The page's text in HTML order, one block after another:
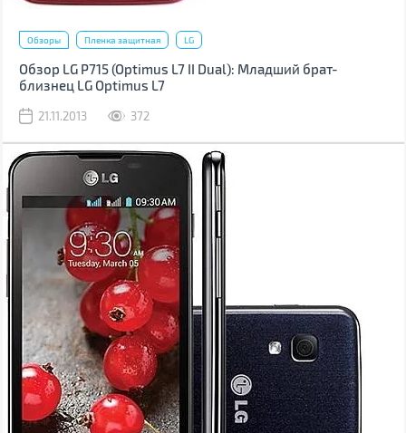
Обзоры Пленка защитная LG
Обзор LG P715 (Optimus L7 II Dual): Младший брат-
близнец LG Optimus L7
21.11.2013 372